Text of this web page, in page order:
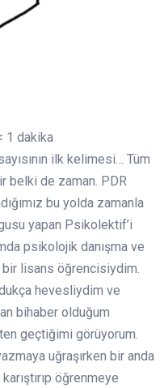
1 dakika
ilk kelimesi… Tüm
belki de zaman. PDR
bu yolda zamanla
yapan Psikolektif’i
psikolojik danışma ve
bir lisans öğrencisiydim.
hevesliydim ve
bihaber olduğum
geçtiğimi görüyorum.
uğraşırken bir anda
öğrenmeye